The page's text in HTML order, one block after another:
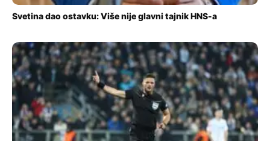
Svetina dao ostavku: Više nije glavni tajnik HNS-a